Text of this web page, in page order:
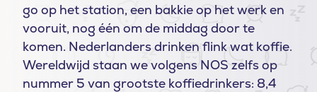
go op het station, een bakkie op het werk en
vooruit, nog één om de middag door te
komen. Nederlanders drinken flink wat koffie.
Wereldwijd staan we volgens NOS zelfs op
nummer 5 van grootste koffiedrinkers: 8,4